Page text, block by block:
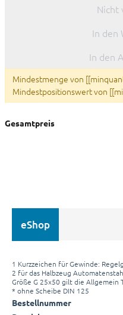
Nicht
In den
In den
Mindestmenge von
Mindestpositionswert von
Gesamtpreis
eShop
1 Kurzzeichen für Gewinde:
2 für das Halbzeug
Größe G 25x50 gilt die Allgemein
* ohne Scheibe DIN 125
Bestellnummer